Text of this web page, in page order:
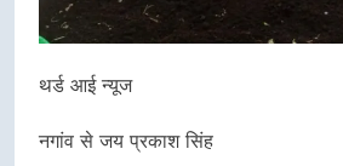
थर्ड आई न्यूज
नगांव से जय प्रकाश सिंह